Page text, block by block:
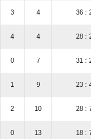
3 4 36 :
4 4 28 :
0 7 31 :
1 9 23 :
2 10 28 :
0 13 18 :